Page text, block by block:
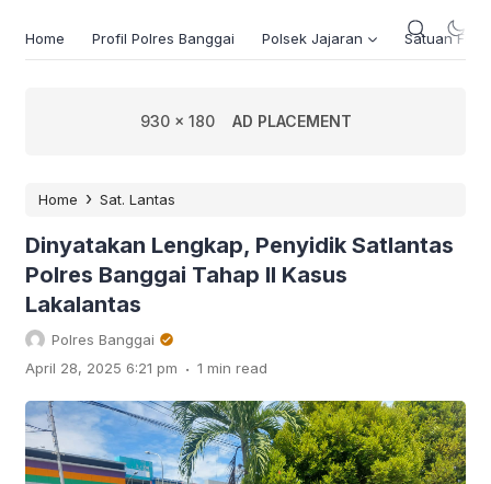
Home Profil Polres Banggai Polsek Jajaran Satuan
930 x 180 AD PLACEMENT
Home › Sat. Lantas
Dinyatakan Lengkap, Penyidik Satlantas
Polres Banggai Tahap II Kasus
Lakalantas
Polres Banggai
April 28, 2025 6:21 pm . 1 min read